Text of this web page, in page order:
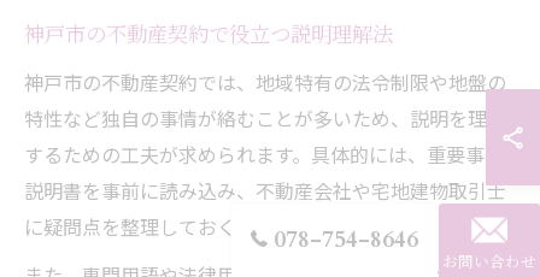
神戸市の不動産契約で役立つ説明理解法
神戸市の不動産契約では、地域特有の法令制限や地盤の
特性など独自の事情が絡むことが多いため、説明を理解
するための工夫が求められます。具体的には、重要事項
説明書を事前に読み込み、不動産会社や宅地建物取引士
に疑問点を整理しておくことが効果的です。
078-754-8646
お問い合わせ